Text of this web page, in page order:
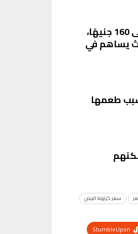
بالإضافة إلى أسعار الفراخ والكتاكيت، شهدت أسعار البيض أيضًا استقرارًا. سعر كرتونة البيض الأبيض يتراوح بين 158 إلى 160 جنيهًا،
حيث يساهم في
طعمها
سعر كرتونة البيض
StumbleUpon